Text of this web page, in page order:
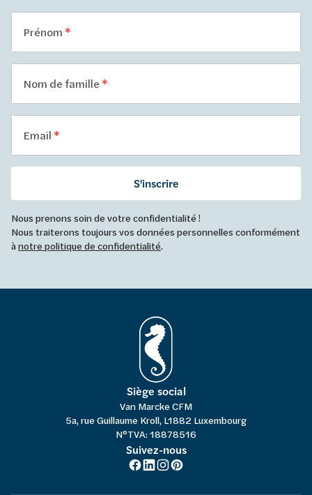
Prénom
Nom de famille
Email
S'inscrire
Nous prenons soin de votre confidentialité !
Nous traiterons toujours vos données personnelles conformément
ànotre politique de confidentialité.
Siège social
Van Marcke CFM
5a, rue Guillaume Kroll, L1882 Luxembourg
N°TVA: 18878516
Suivez-nous